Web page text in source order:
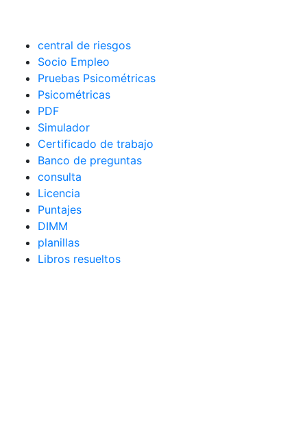
central de riesgos
Socio Empleo
Pruebas Psicométricas
Psicométricas
PDF
Simulador
Certificado de trabajo
Banco de preguntas
consulta
Licencia
Puntajes
DIMM
planillas
Libros resueltos